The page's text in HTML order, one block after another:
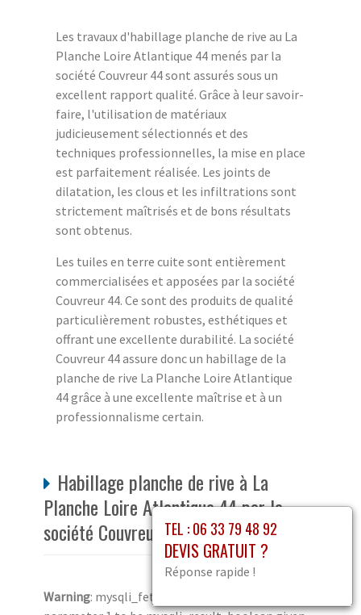
Les travaux d'habillage planche de rive au La
Planche Loire Atlantique 44 menés par la
société Couvreur 44 sont assurés sous un
excellent rapport qualité. Grâce à leur savoir-
faire, l'utilisation de matériaux
judicieusement sélectionnés et des
techniques professionnelles, la mise en place
est parfaitement réalisée. Les joints de
dilatation, les clous et les infiltrations sont
strictement maîtrisés et de bons résultats
sont obtenus.
Les tuiles en terre cuite sont entièrement
commercialisées et apposées par la société
Couvreur 44. Ce sont des produits de qualité
particulièrement robustes, esthétiques et
offrant une excellente durabilité. La société
Couvreur 44 assure donc un habillage de la
planche de rive La Planche Loire Atlantique
44 grâce à une excellente maîtrise et à un
professionnalisme certain.
Habillage planche de rive à La
Planche Loire Atlantique 44 par la
société Couvreur 44
Warning: mysqli_fetch_array() expects
TEL : 06 33 79 48 92
DEVIS GRATUIT ?
Réponse rapide !